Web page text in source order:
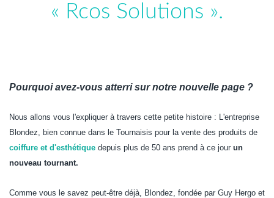
« Rcos Solutions ».
Pourquoi avez-vous atterri sur notre nouvelle page ?
Nous allons vous l'expliquer à travers cette petite histoire : L'entreprise
Blondez, bien connue dans le Tournaisis pour la vente des produits de
coiffure et d'esthétique depuis plus de 50 ans prend à ce jour un
nouveau tournant.
Comme vous le savez peut-être déjà, Blondez, fondée par Guy Hergo et